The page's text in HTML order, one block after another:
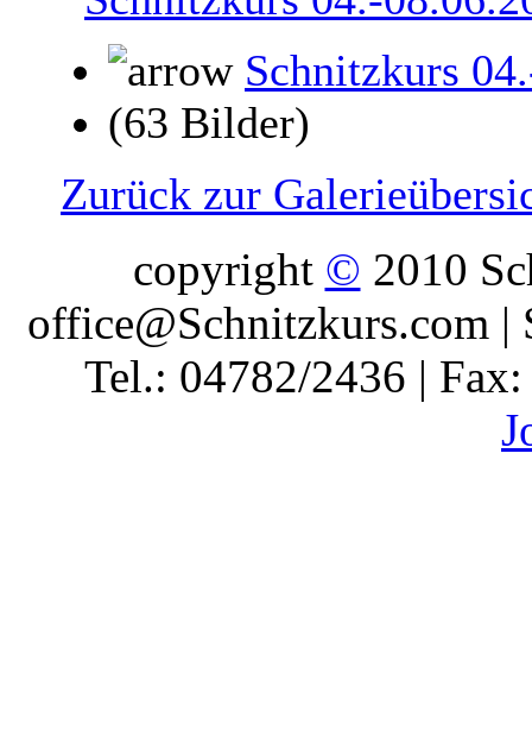
Schnitzkurs
(63 Bilder)
Zurück zur
copyright © 2010
office@Schnitzkurs.com |
Tel.: 04782/2436 |